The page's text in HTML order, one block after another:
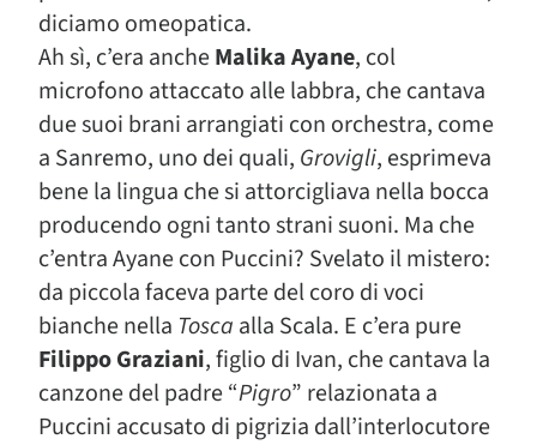
diciamo omeopatica.
Ah sì, c’era ancheMalika Ayane, col
microfono attaccato alle labbra, che cantava
due suoi brani arrangiati con orchestra, come
a Sanremo, uno dei quali, Grovigli, esprimeva
bene la lingua che si attorcigliava nella bocca
producendo ogni tanto strani suoni. Ma che
c’entra Ayane con Puccini? Svelato il mistero:
da piccola faceva parte del coro di voci
bianche nella Tosca alla Scala. E c’era pure
Filippo Graziani, figlio di Ivan, che cantava la
canzone del padre “Pigro” relazionata a
Puccini accusato di pigrizia dall’interlocutore